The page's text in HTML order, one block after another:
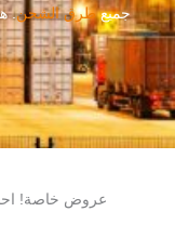
جميعطرق الشحن
عروض خاصة!